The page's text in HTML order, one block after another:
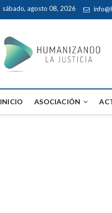
sábado, agosto 08, 2026
INICIO ASOCIACIÓN